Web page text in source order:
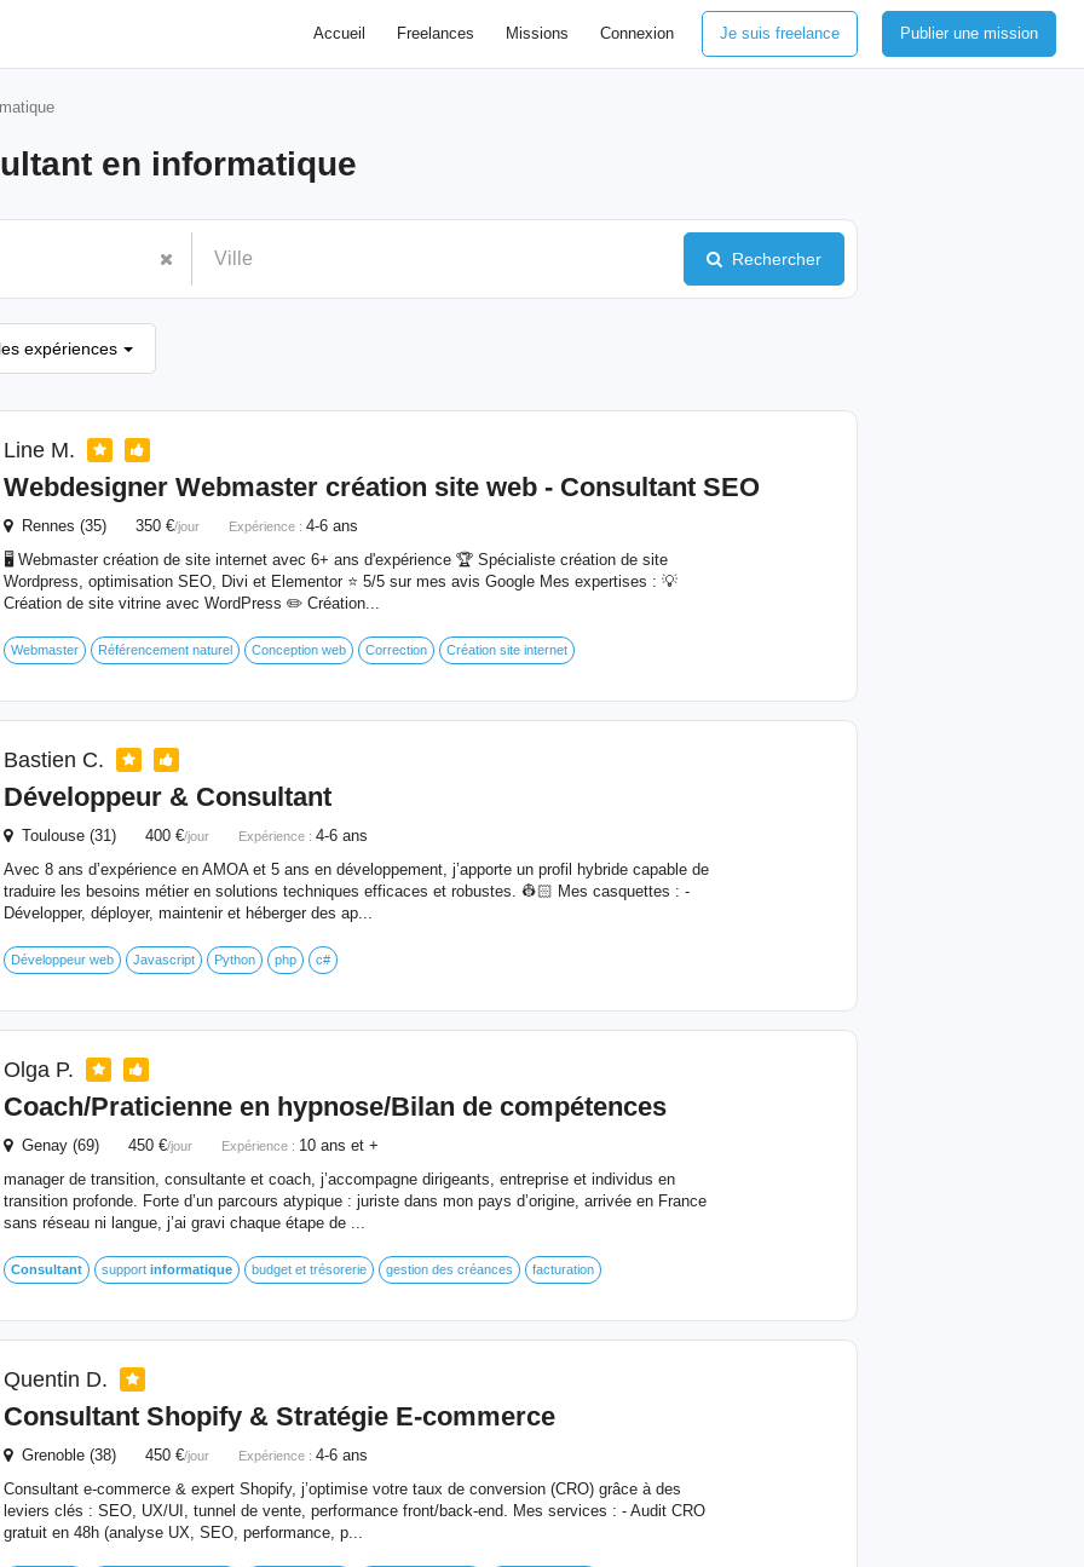
Accueil Freelances Missions Connexion Je suis freelance Publier une mission
en informatique
Rechercher
expériences
Line M.
Webdesigner Webmaster création site web - ConsultantSEO
Rennes (35) 350 €/jour Expérience : 4-6 ans
🖥 Webmaster création de site internet avec 6+ ans d'expérience 🏆 Spécialiste création de site
Wordpress, optimisation SEO, Divi et Elementor ⭐️ 5/5 sur mes avis Google Mes expertises : 💡
Création de site vitrine avec WordPress ✏️ Création...
Webmaster Référencement naturel Conception web Correction Création site internet
Bastien C.
Développeur & Consultant
Toulouse (31) 400 €/jour Expérience : 4-6 ans
Avec 8 ans d’expérience en AMOA et 5 ans en développement, j’apporte un profil hybride capable de
traduire les besoins métier en solutions techniques efficaces et robustes. 👷🏻 Mes casquettes : -
Développer, déployer, maintenir et héberger des ap...
Développeur web Javascript Python php c#
Olga P.
Coach/Praticienne en hypnose/Bilan de compétences
Genay (69) 450 €/jour Expérience : 10 ans et +
manager de transition, consultante et coach, j’accompagne dirigeants, entreprise et individus en
transition profonde. Forte d’un parcours atypique : juriste dans mon pays d’origine, arrivée en France
sans réseau ni langue, j’ai gravi chaque étape de ...
Consultant support informatique budget et trésorerie gestion des créances facturation
Quentin D.
ConsultantShopify & Stratégie E‑commerce
Grenoble (38) 450 €/jour Expérience : 4-6 ans
Consultant e-commerce & expert Shopify, j’optimise votre taux de conversion (CRO) grâce à des
leviers clés : SEO, UX/UI, tunnel de vente, performance front/back-end. Mes services : - Audit CRO
gratuit en 48h (analyse UX, SEO, performance, p...